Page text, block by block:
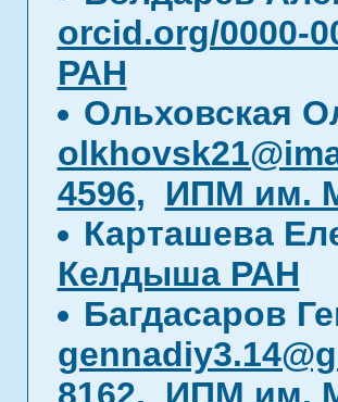
orcid.org/0000-
РАН
Ольховская
4596, ИПМ им.
Карташева
Келдыша РАН
Багдасаров